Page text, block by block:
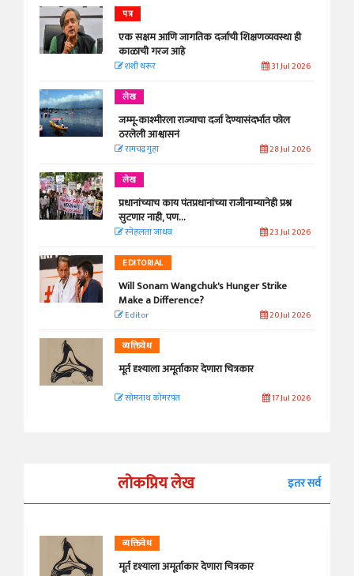
पत्र
एक सक्षम आणि जागतिक दर्जाची शिक्षणव्यवस्था ही
काळाची गरज आहे
शशी थरूर 31 Jul 2026
लेख
जम्मू-काश्मीरला राज्याचा दर्जा देण्यासंदर्भात फोल
ठरलेली आश्वासनं
रामचंद्र गुहा 28 Jul 2026
लेख
प्रधानांच्याच काय पंतप्रधानांच्या राजीनाम्यानेही प्रश्न
सुटणार नाही, पण...
स्नेहलता जाधव 23 Jul 2026
EDITORIAL
Will Sonam Wangchuk's Hunger Strike
Make a Difference?
Editor 20 Jul 2026
व्यक्तिवेध
मूर्त दृश्याला अमूर्ताकार देणारा चित्रकार
सोमनाथ कोमरपंत 17 Jul 2026
लोकप्रिय लेख इतर सर्व
व्यक्तिवेध
मूर्त दृश्याला अमूर्ताकार देणारा चित्रकार